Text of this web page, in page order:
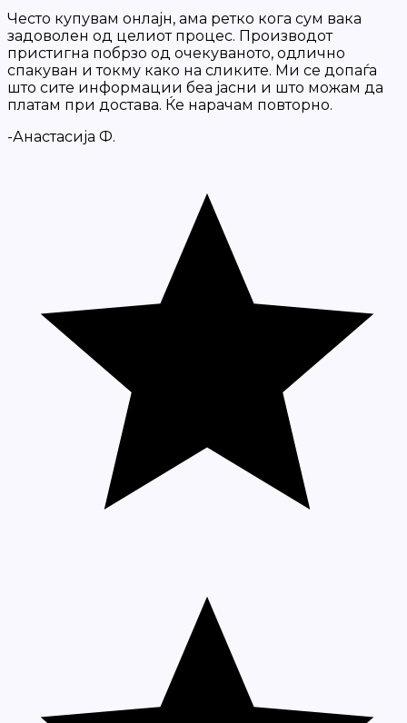
Често купувам онлајн, ама ретко кога сум вака
задоволен од целиот процес. Производот
пристигна побрзо од очекуваното, одлично
спакуван и токму како на сликите. Ми се допаѓа
што сите информации беа јасни и што можам да
платам при достава. Ќе нарачам повторно.
-Анастасија Ф.